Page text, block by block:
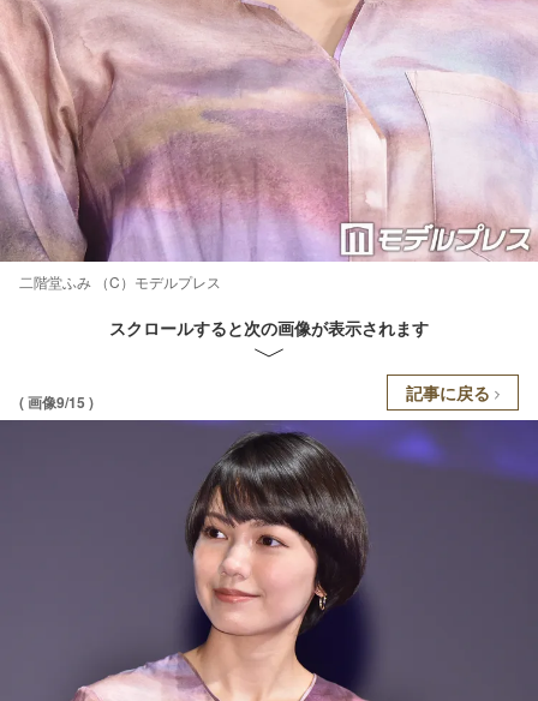
二階堂ふみ （C）モデルプレス
スクロールすると次の画像が表示されます
( 画像9/15 ) 記事に戻る